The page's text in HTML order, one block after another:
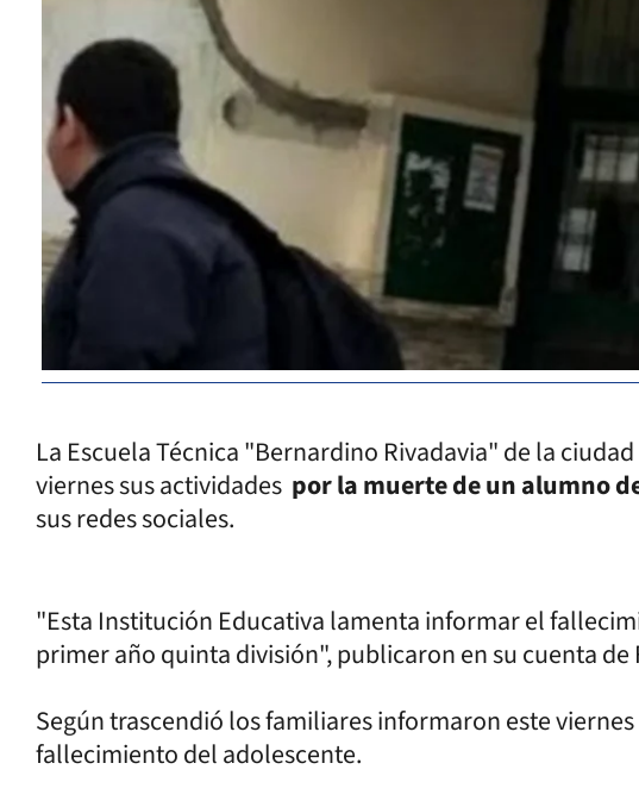
La Escuela Técnica "Bernardino Rivadavia" de la
viernes sus actividades por la muerte de un alumno
sus redes sociales.
"Esta Institución Educativa lamenta informar el
primer año quinta división", publicaron en su cuenta de
Según trascendió los familiares informaron este
fallecimiento del adolescente.